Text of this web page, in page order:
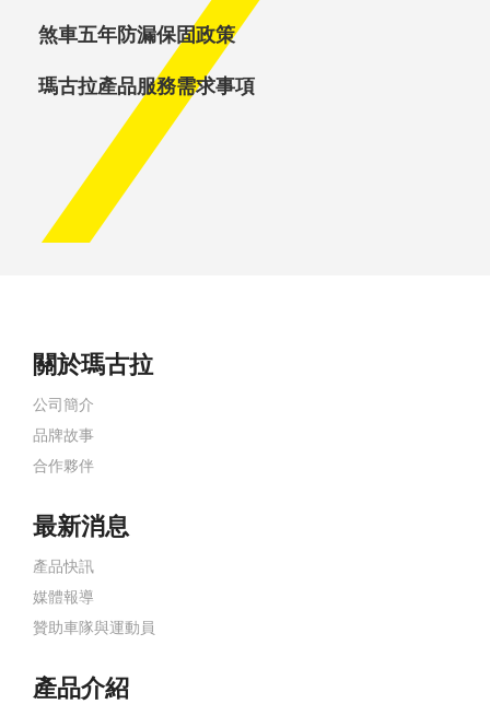
煞車五年防漏保固政策
瑪古拉產品服務需求事項
關於瑪古拉
公司簡介
品牌故事
合作夥伴
最新消息
產品快訊
媒體報導
贊助車隊與運動員
產品介紹